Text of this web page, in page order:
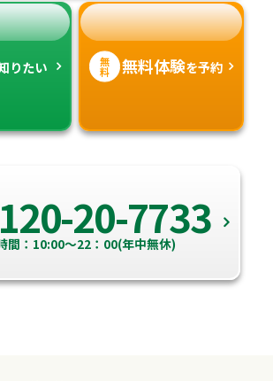
りたい 無
料 無料体験を予約
20-7733
間：10:00～22：00(年中無休)